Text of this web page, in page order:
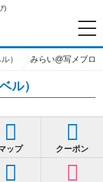
） みらい@写メブロ
ル）
ップ クーポン